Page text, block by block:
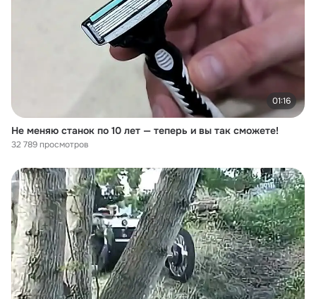
01:16
Не меняю станок по 10 лет — теперь и вы так сможете!
32 789 просмотров